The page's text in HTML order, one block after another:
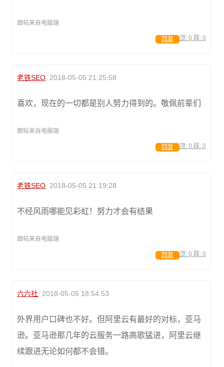
跟帖来自电脑端
顶: 0 踩: 0
回复
老铁SEO 2018-05-05 21:25:58
喜欢，现在的一切都是别人努力得到的。敬佩前辈们
跟帖来自电脑端
顶: 0 踩: 0
回复
老铁SEO 2018-05-05 21:19:28
不经风雨哪能见彩虹！努力才会有结果
跟帖来自电脑端
顶: 0 踩: 0
回复
六六社 2018-05-05 18:54:53
外界用户口碑也不好。但阿里云有最好的对标，亚马
逊。亚马逊那几年的云服务一路高歌猛进，阿里云继
续跟进无论如何都不会错。